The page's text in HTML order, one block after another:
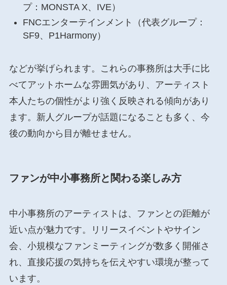
プ：MONSTA X、IVE）
FNCエンターテインメント（代表グループ：
SF9、P1Harmony）
などが挙げられます。これらの事務所は大手に比
べてアットホームな雰囲気があり、アーティスト
本人たちの個性がより強く反映される傾向があり
ます。新人グループが話題になることも多く、今
後の動向から目が離せません。
ファンが中小事務所と関わる楽しみ方
中小事務所のアーティストは、ファンとの距離が
近い点が魅力です。リリースイベントやサイン
会、小規模なファンミーティングが数多く開催さ
れ、直接応援の気持ちを伝えやすい環境が整って
います。